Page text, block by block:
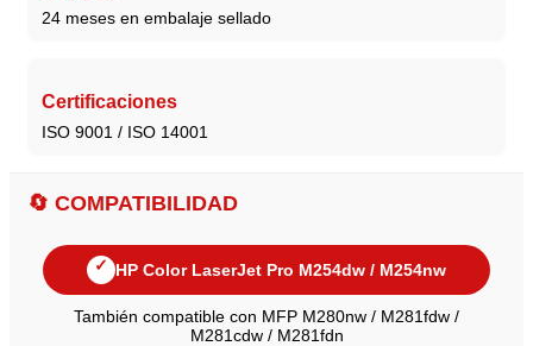
24 meses en embalaje sellado
Certificaciones
ISO 9001 / ISO 14001
🔄 COMPATIBILIDAD
✓ HP Color LaserJet Pro M254dw / M254nw
También compatible con MFP M280nw / M281fdw /
M281cdw / M281fdn